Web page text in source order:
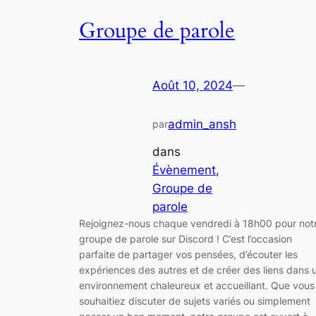
Groupe de parole
Août 10, 2024—
paradmin_ansh
dans
Évènement
Groupe de
parole
Rejoignez-nous chaque vendredi à 18h00 pour
groupe de parole sur Discord ! C’est l’occasion
parfaite de partager vos pensées, d’écouter les
expériences des autres et de créer des liens dans
environnement chaleureux et accueillant. Que vous
souhaitiez discuter de sujets variés ou simplement